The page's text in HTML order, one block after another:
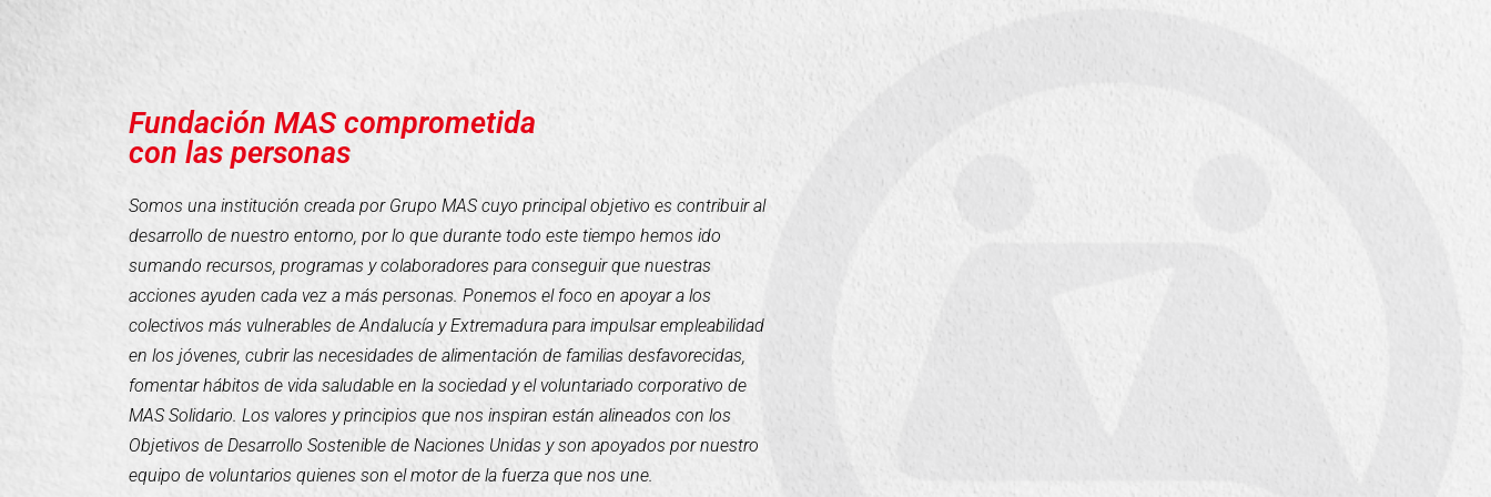
Fundación MAS comprometida
con las personas
Somos una institución creada por Grupo MAS cuyo principal objetivo es contribuir al
desarrollo de nuestro entorno, por lo que durante todo este tiempo hemos ido
sumando recursos, programas y colaboradores para conseguir que nuestras
acciones ayuden cada vez a más personas. Ponemos el foco en apoyar a los
colectivos más vulnerables de Andalucía y Extremadura para impulsar empleabilidad
en los jóvenes, cubrir las necesidades de alimentación de familias desfavorecidas,
fomentar hábitos de vida saludable en la sociedad y el voluntariado corporativo de
MAS Solidario. Los valores y principios que nos inspiran están alineados con los
Objetivos de Desarrollo Sostenible de Naciones Unidas y son apoyados por nuestro
equipo de voluntarios quienes son el motor de la fuerza que nos une.